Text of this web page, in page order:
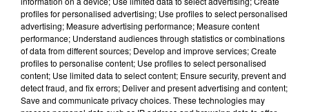
7 août 2026
profiles for personalised advertising; Use profiles to select personalised
advertising; Measure advertising performance; Measure content
performance; Understand audiences through statistics or combinations
of data from different sources; Develop and improve services; Create
profiles to personalise content; Use profiles to select personalised
content; Use limited data to select content; Ensure security, prevent and
detect fraud, and fix errors; Deliver and present advertising and content;
Save and communicate privacy choices. These technologies may